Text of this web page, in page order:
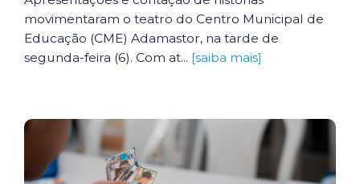
movimentaram o teatro do Centro Municipal de
Educação (CME) Adamastor, na tarde de
segunda-feira (6). Com at... [saiba mais]